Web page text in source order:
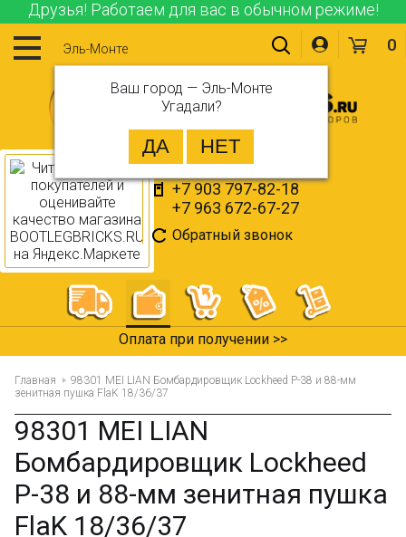
Друзья! Работаем для вас в обычном режиме!
Эль-Монте
Ваш город — Эль-Монте
Угадали?
+7 903 797-82-18
+7 963 672-67-27
Обратный звонок
0
365 дней на возврат >>
Главная
98301 MEI LIAN Бомбардировщик Lockheed P-38 и 88-мм
зенитная пушка FlaK 18/36/37
98301 MEI LIAN
Бомбардировщик Lockheed
P-38 и 88-мм зенитная пушка
FlaK 18/36/37